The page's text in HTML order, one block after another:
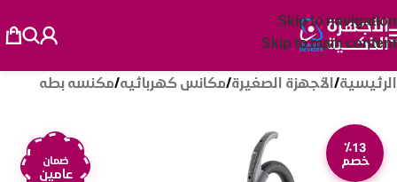
Skip to navigation
Skip to main content
الرئيسية/الأجهزة الصغيرة/مكانس كهربائيه/مكنسه بطه
٪13
خصم
ضمان
عامين